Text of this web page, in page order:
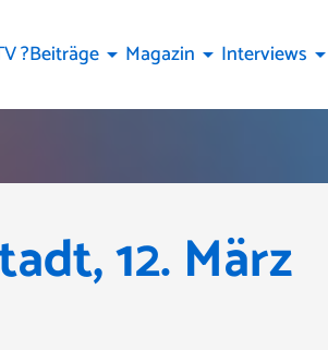
?Beiträge arrow_drop_down Magazin arrow_drop_down Interviews arrow_drop_down
12. März